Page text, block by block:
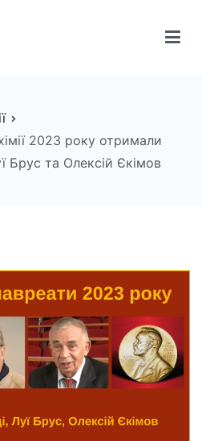
2023 року отримали
Брус та Олексій Єкімов